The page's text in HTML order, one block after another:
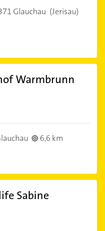
Glauchau (Jerisau)
Warmbrunn
6,6 km
Sabine